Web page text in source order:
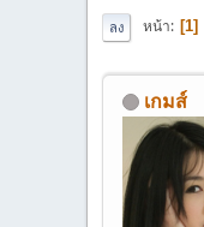
ลง หน้า 1
เกมส์